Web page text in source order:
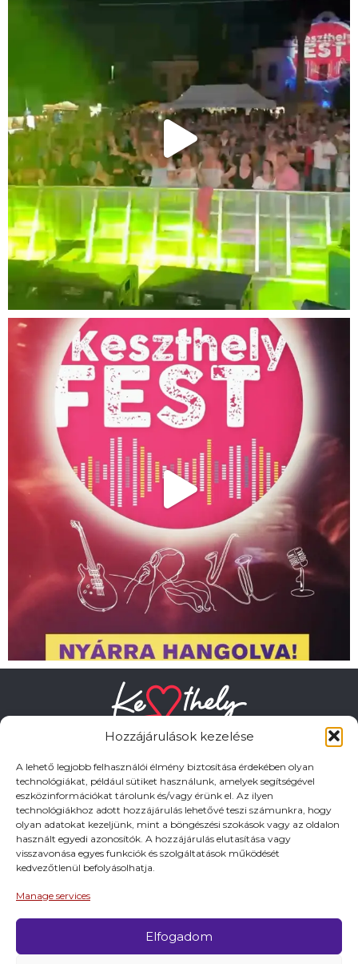
Hozzájárulások kezelése
A lehető legjobb felhasználói élmény biztosítása érdekében olyan
technológiákat, például sütiket használunk, amelyek segítségével
eszközinformációkat tárolunk és/vagy érünk el. Az ilyen
technológiákhoz adott hozzájárulás lehetővé teszi számunkra, hogy
olyan adatokat kezeljünk, mint a böngészési szokások vagy az oldalon
használt egyedi azonosítók. A hozzájárulás elutasítása vagy
visszavonása egyes funkciók és szolgáltatások működését
kedvezőtlenül befolyásolhatja.
Manage services
Elfogadom
HASZNOS LINKEK
Adatkezelési tájékoztató
Impresszum
© 2026 Minden jog fentartva.